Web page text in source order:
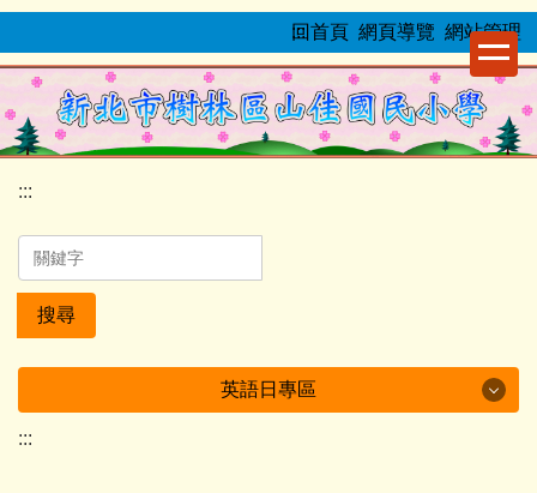
跳
要
內
容
區
:::
回首頁 網頁導覽 網站管理
:::
搜尋
英語日專區
:::